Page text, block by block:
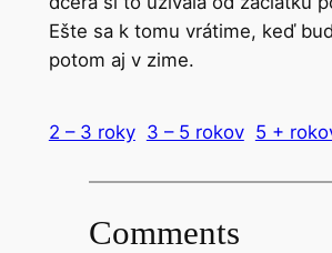
Ešte sa k tomu vrátime, keď
potom aj v zime.
2 – 3 roky 3 – 5 rokov 5 +
Comments